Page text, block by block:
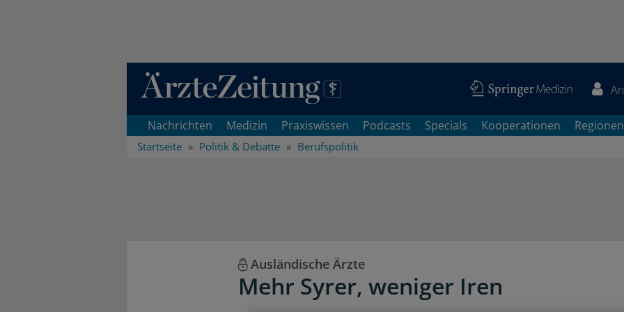
Direkt zum Inhaltsbereich
Nachrichten Medizin Praxiswissen Podcasts Specials Kooperationen Regionen
Startseite Politik & Debatte Berufspolitik
Ausländische Ärzte
Mehr Syrer, weniger Iren